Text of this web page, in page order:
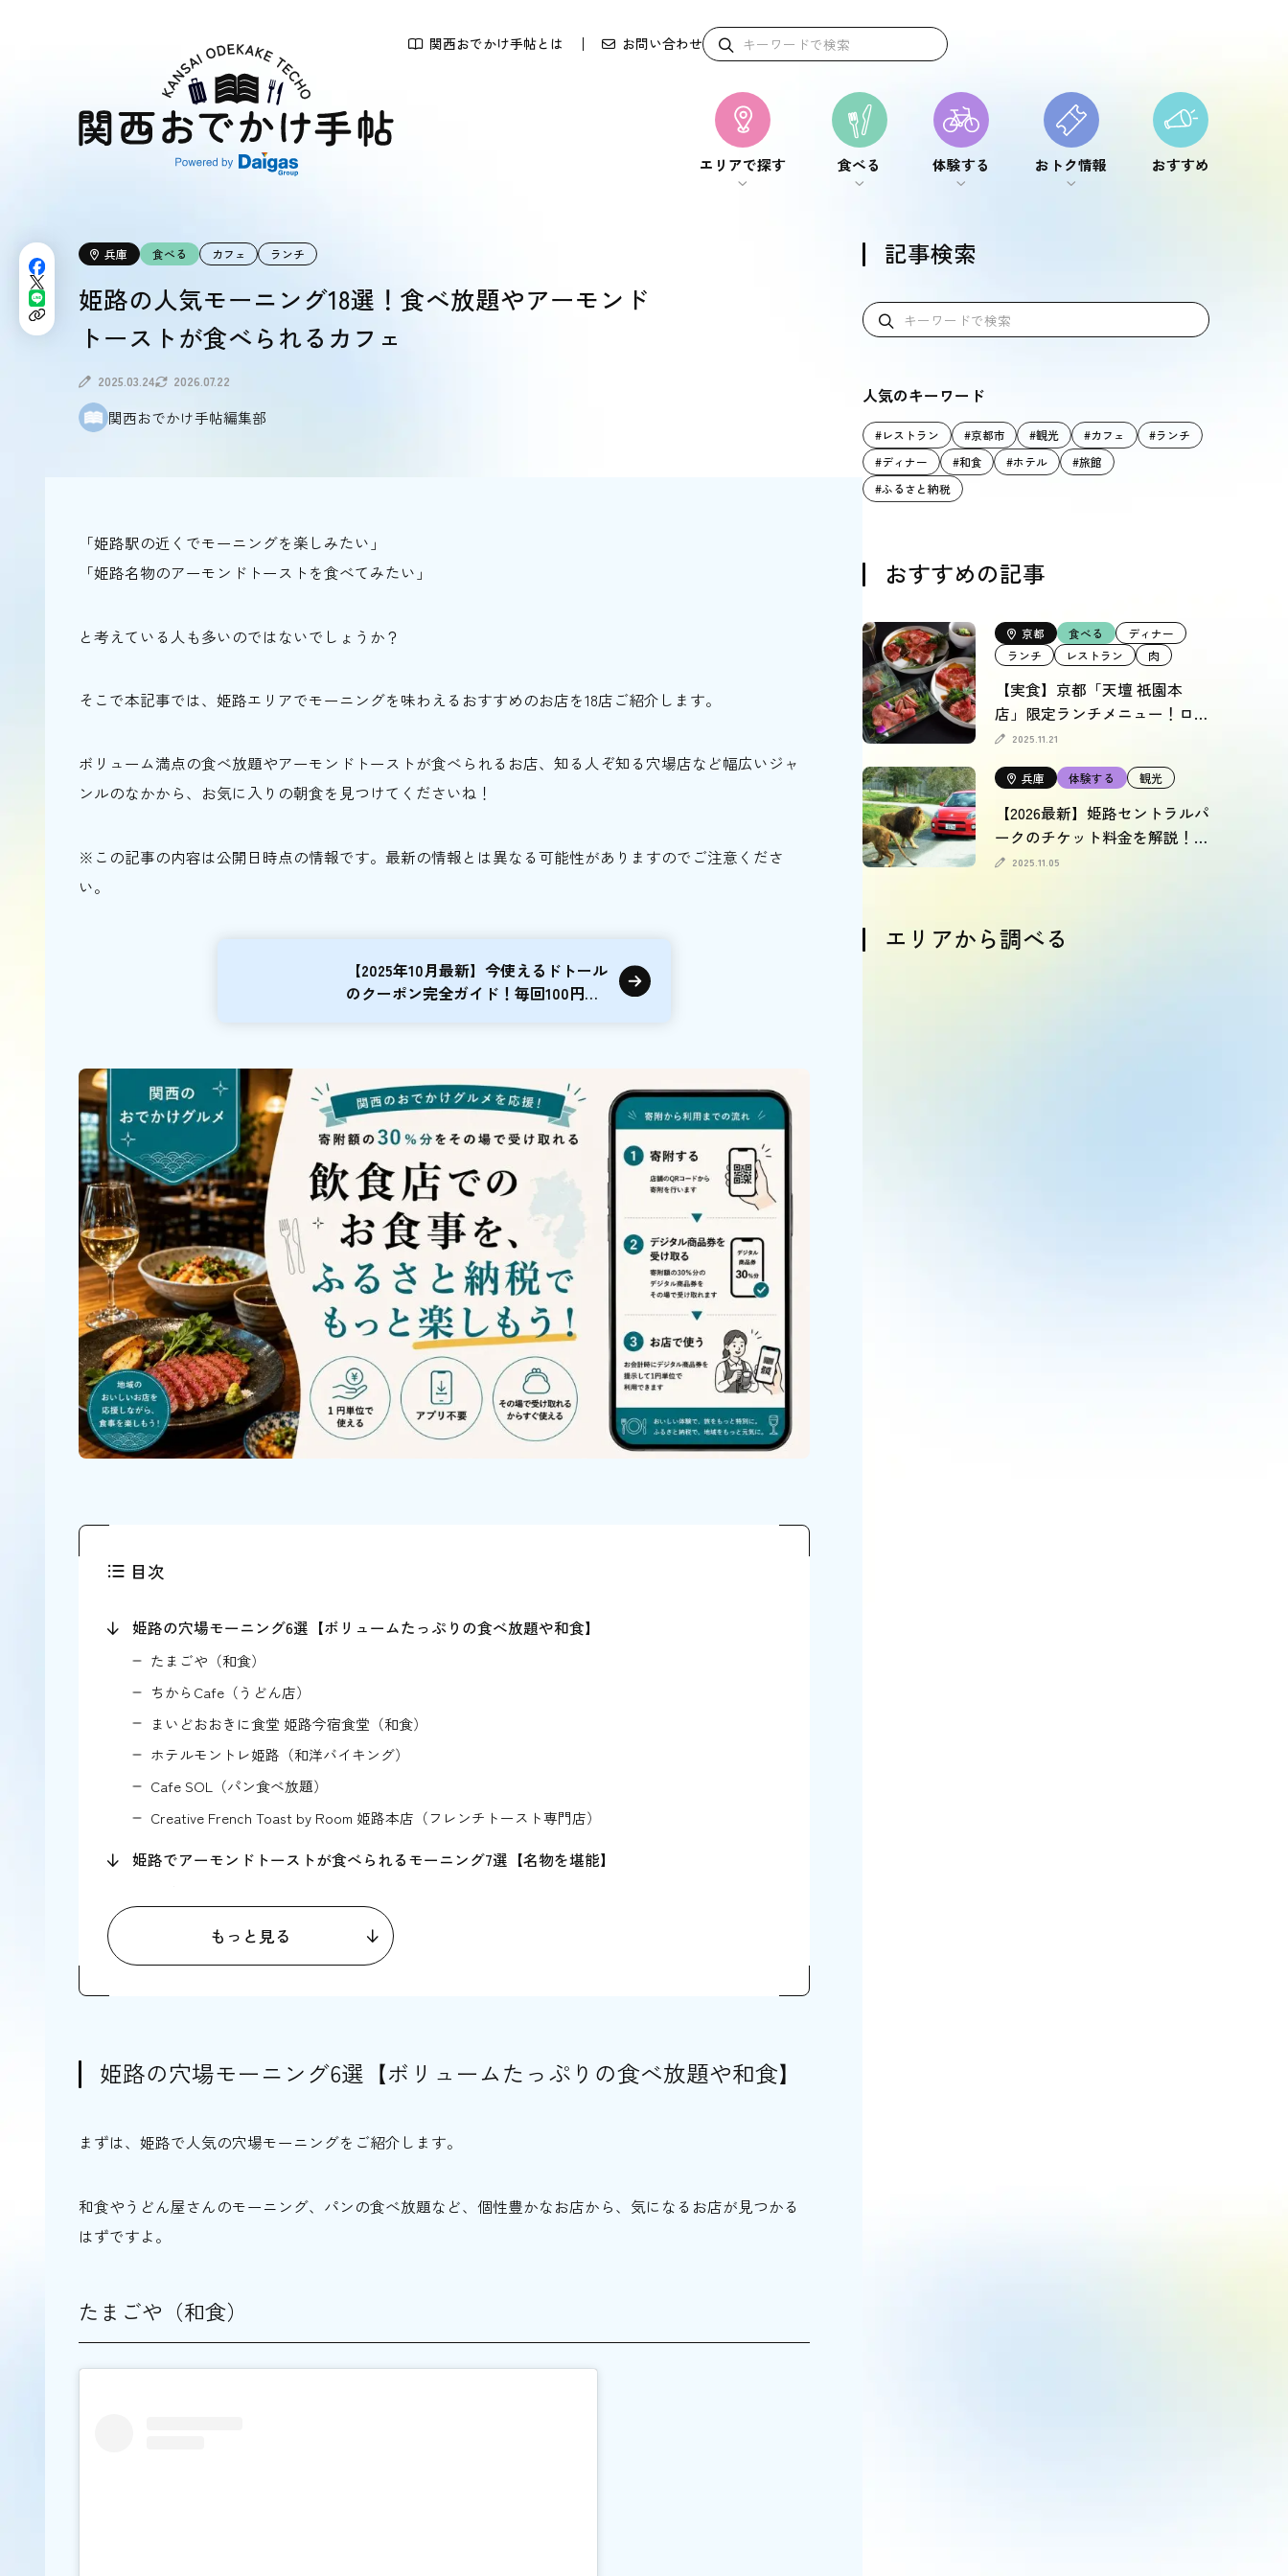
関西おでかけ手帖とは お問い合わせ
エリアで探す
エリアで探す
食べる
食べる
体験する
体験する
おトク情報
おトク情報
おすすめ
兵庫 食べる カフェ ランチ
姫路の人気モーニング18選！食べ放題やアーモンド
トーストが食べられるカフェ
2025.03.24 2026.07.22
関西おでかけ手帖編集部
「姫路駅の近くでモーニングを楽しみたい」
「姫路名物のアーモンドトーストを食べてみたい」
と考えている人も多いのではないでしょうか？
そこで本記事では、姫路エリアでモーニングを味わえるおすすめのお店を18店ご紹介します。
ボリューム満点の食べ放題やアーモンドトーストが食べられるお店、知る人ぞ知る穴場店など幅広いジャ
ンルのなかから、お気に入りの朝食を見つけてくださいね！
※この記事の内容は公開日時点の情報です。最新の情報とは異なる可能性がありますのでご注意くださ
い。
【2025年10月最新】今使えるドトール
のクーポン完全ガイド！毎回100円引
目次
姫路の穴場モーニング6選【ボリュームたっぷりの食べ放題や和食】
たまごや（和食）
ちからCafe（うどん店）
まいどおおきに食堂 姫路今宿食堂（和食）
ホテルモントレ姫路（和洋バイキング）
Cafe SOL（パン食べ放題）
Creative French Toast by Room 姫路本店（フレンチトースト専門店）
姫路でアーモンドトーストが食べられるモーニング7選【名物を堪能】
cafe de mistico
KROQUIS cafe
カフェリーフ
Cafe the Room
姫路で心安らぐモーニングを楽しもう！
もっと見る
姫路の穴場モーニング6選【ボリュームたっぷりの食べ放題や和食】
まずは、姫路で人気の穴場モーニングをご紹介します。
和食やうどん屋さんのモーニング、パンの食べ放題など、個性豊かなお店から、気になるお店が見つかる
はずですよ。
たまごや（和食）
記事検索
人気のキーワード
#レストラン #京都市 #観光 #カフェ
#ランチ
#ディナー
#和食 #ホテル
#旅館
#ふるさと納税
おすすめの記事
京都 食べる
ディナー
ランチ
レストラン 肉
【実食】京都「天壇 祇園本
店」限定ランチメニュー！ロイ
ヤルフロアも徹底レポート
2025.11.21
兵庫 体験する 観光
【2026最新】姫路セントラルパ
ークのチケット料金を解説！割
引情報も
2025.11.05
エリアから調べる